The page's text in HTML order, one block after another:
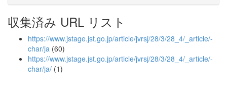
収集済み URL リスト
https://www.jstage.jst.go.jp/article/jvrsj/28/3/28_4/_article/-
char/ja (60)
https://www.jstage.jst.go.jp/article/jvrsj/28/3/28_4/_article/-
char/ja/ (1)